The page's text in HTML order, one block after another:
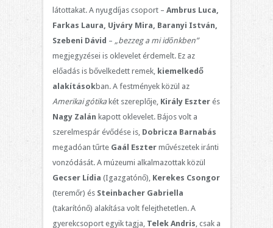
látottakat. A nyugdíjas csoport – Ambrus Luca,
Farkas Laura, Ujváry Mira, Baranyi István,
Szebeni Dávid – „bezzeg a mi időnkben”
megjegyzései is oklevelet érdemelt. Ez az
előadás is bővelkedett remek, kiemelkedő
alakításokban. A festmények közül az
Amerikai gótikakét szereplője, Király Eszterés
Nagy Zalán kapott oklevelet. Bájos volt a
szerelmespár évődése is, Dobricza Barnabás
megadóan tűrte Gaál Eszterművészetek iránti
vonzódását. A múzeumi alkalmazottak közül
Gecser Lídia (Igazgatónő), Kerekes Csongor
(teremőr) és Steinbacher Gabriella
(takarítónő) alakítása volt felejthetetlen. A
gyerekcsoport egyik tagja, Telek Andris , csak a